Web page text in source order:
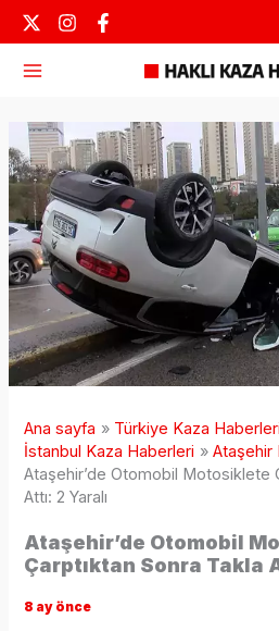
İçeriğe
atla
Ana sayfa
Türkiye Kaza Haberleri
İstanbul Kaza Haberleri
Ataşehir
Ataşehir’de Otomobil Motosiklete
Attı: 2 Yaralı
Ataşehir’de Otomobil
Çarptıktan Sonra Takla
8 ay önce